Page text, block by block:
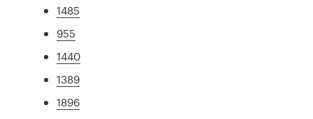
1485
955
1440
1389
1896